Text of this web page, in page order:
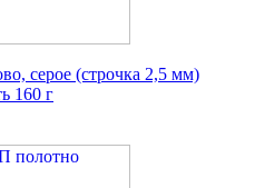
серое (строчка 2,5 мм)
160 г